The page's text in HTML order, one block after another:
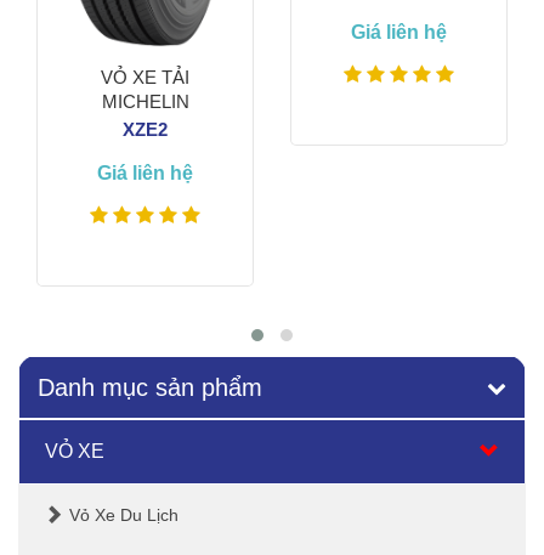
VỎ XE TẢI
MICHELIN
XZE2
Giá liên hệ
Giá liên hệ
Danh mục sản phẩm
VỎ XE
Vỏ Xe Du Lịch